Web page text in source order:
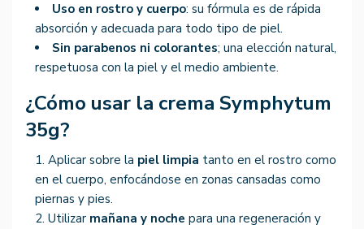
Uso en rostro y cuerpo: su fórmula es de rápida
absorción y adecuada para todo tipo de piel.
Sin parabenos ni colorantes; una elección natural,
respetuosa con la piel y el medio ambiente.
¿Cómo usar la crema Symphytum
35g?
Aplicar sobre la piel limpia tanto en el rostro como
en el cuerpo, enfocándose en zonas cansadas como
piernas y pies.
Utilizar mañana y noche para una regeneración y